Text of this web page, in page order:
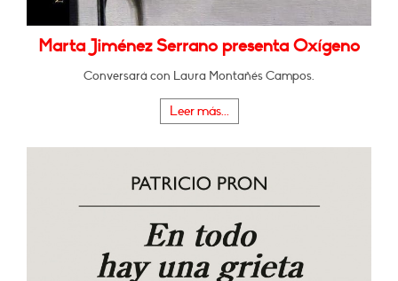
Marta Jiménez Serrano presenta Oxígeno
Conversará con Laura Montañés Campos.
Leer más...